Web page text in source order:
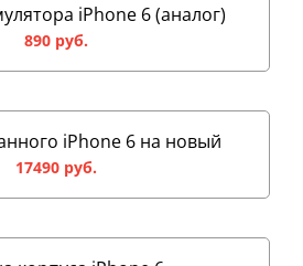
iPhone 6 (аналог)
890 руб.
iPhone 6 на новый
17490 руб.